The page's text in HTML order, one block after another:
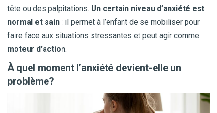
tête ou des palpitations. Un certain niveau d’anxiété est
normal et sain : il permet à l’enfant de se mobiliser pour
faire face aux situations stressantes et peut agir comme
moteur d’action.
À quel moment l’anxiété devient-elle un
problème?